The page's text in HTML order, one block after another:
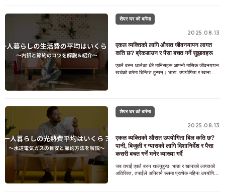
शेयर घर को बारेमा
2025.08.13
एकल व्यक्तिको लागि औसत जीवनयापन लागत
कति छ? ब्रेकडाउन र पैसा बचत गर्ने सुझावहरू
एक्लै बस्न थालेका धेरै मानिसहरू आफ्नो मासिक जीवनयापन
खर्चको बारेमा चिन्तित हुन्छन्। भाडा, उपयोगिता र खाना
शेयर घर को बारेमा
2025.08.13
एकल व्यक्तिको औसत उपयोगिता बिल कति छ?
पानी, बिजुली र ग्यासको लागि दिशानिर्देश र पैसा
कसरी बचत गर्ने भनेर व्याख्या गर्दै
जब तपाईं एक्लै बस्न थाल्नुहुन्छ, भाडा र खानाको लागतको
अतिरिक्त, तपाईंले अनिवार्य रूपमा प्रत्येक महिना उपयोगिता